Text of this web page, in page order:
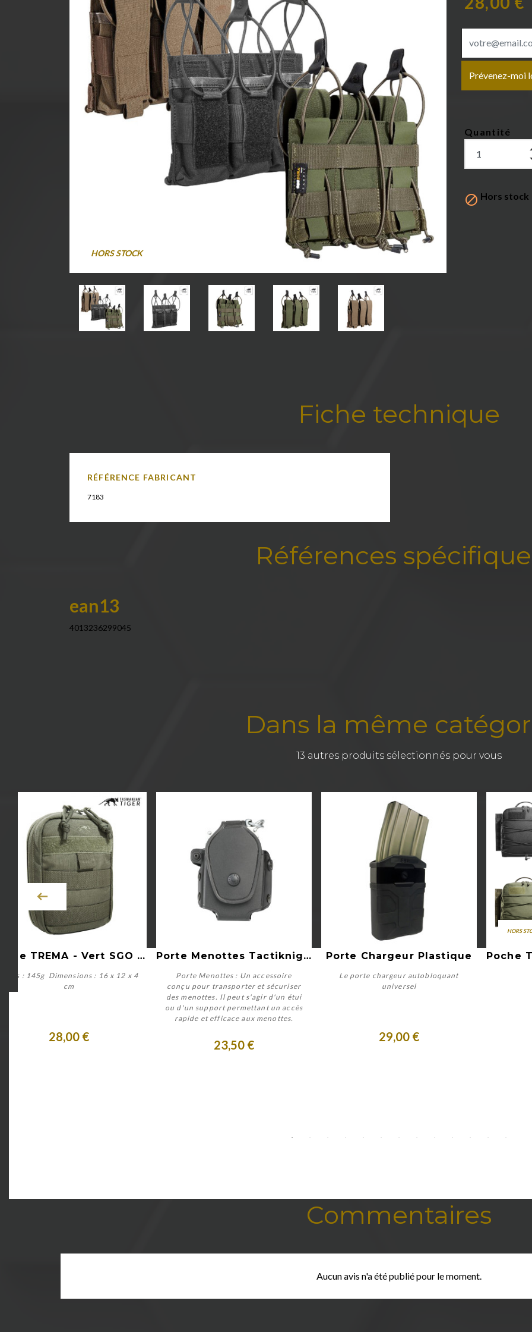
HORS STOCK
Prévenez-moi
Quantité
 Hors stock
Fiche technique
RÉFÉRENCE FABRICANT
7183
Références
ean13
4013236299045
Dans la même
13 autres produits sélectionnés pour vous
Aperçu rapide Poche TREMA - Vert SGO IRR
: 145g Dimensions : 16 x 12 x 4
cm
28,00 €
Acheter
Aperçu rapide Porte Menottes Tactiknight
Porte Menottes : Un accessoire
conçu pour transporter et sécuriser
des menottes. Il peut s'agir d'un étui
ou d'un support permettant un accès
rapide et efficace aux menottes.
23,50 €
Aperçu rapide
Porte Chargeur Plastique
Le porte chargeur autobloquant
universel
29,00 €
HORS
Commentaires
Aucun avis n'a été publié pour le moment.